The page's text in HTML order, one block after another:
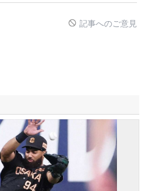
記事へのご意見